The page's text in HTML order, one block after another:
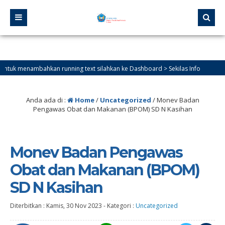
running text silahkan ke Dashboard > Sekilas Info
Anda ada di : Home/ Uncategorized /Monev Badan
Pengawas Obat dan Makanan (BPOM) SD N Kasihan
Monev Badan Pengawas
Obat dan Makanan (BPOM)
SD N Kasihan
Diterbitkan : Kamis, 30 Nov 2023 - Kategori : Uncategorized